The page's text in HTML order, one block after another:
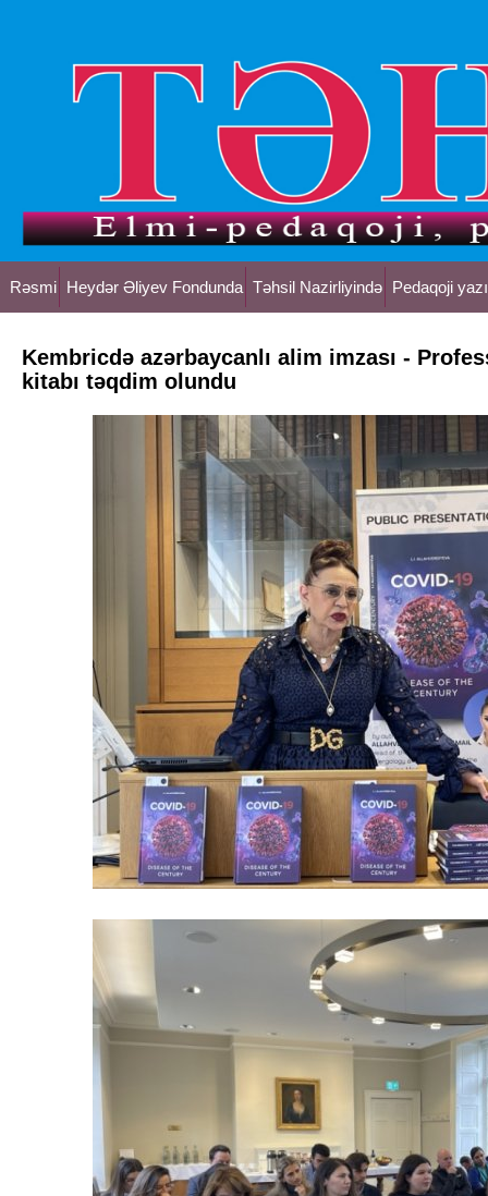
Rəsmi Heydər Əliyev Fondunda Təhsil Nazirliyində Pedaqoji
Kembricdə azərbaycanlı alim imzası -
kitabı təqdim olundu